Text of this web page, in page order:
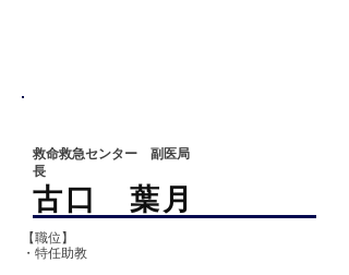
救命救急センター 副医局
長
​古口 葉月
【職位】
・特任助教